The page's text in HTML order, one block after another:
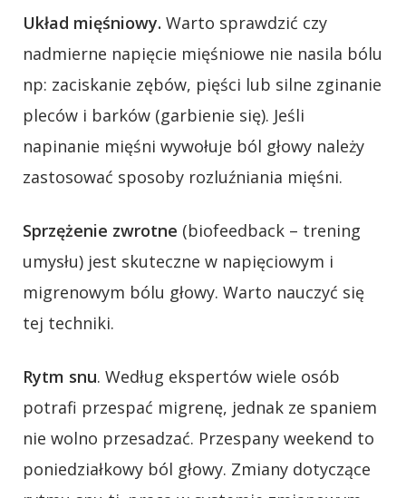
Układ mięśniowy. Warto sprawdzić czy
nadmierne napięcie mięśniowe nie nasila bólu
np: zaciskanie zębów, pięści lub silne zginanie
pleców i barków (garbienie się). Jeśli
napinanie mięśni wywołuje ból głowy należy
zastosować sposoby rozluźniania mięśni.
Sprzężenie zwrotne (biofeedback – trening
umysłu) jest skuteczne w napięciowym i
migrenowym bólu głowy. Warto nauczyć się
tej techniki.
Rytm snu. Według ekspertów wiele osób
potrafi przespać migrenę, jednak ze spaniem
nie wolno przesadzać. Przespany weekend to
poniedziałkowy ból głowy. Zmiany dotyczące